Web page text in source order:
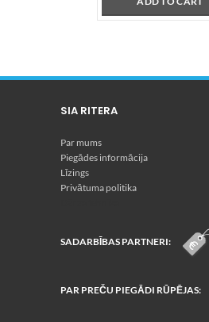
SIA RITERA
Par mums
Piegādes informācija
Līzings
Privātuma politika
SADARBĪBAS PARTNERI:
PAR PREČU PIEGĀDI RŪPĒJAS: